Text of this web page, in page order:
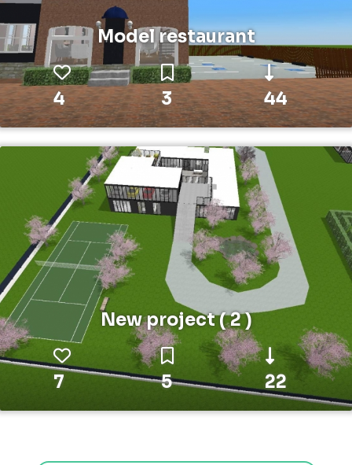
Model restaurant
4 3 44
New project ( 2 )
7 5 22